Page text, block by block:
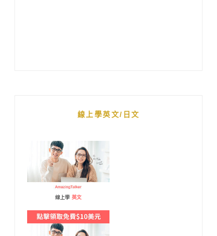
線上學英文/日文
線上學 英文